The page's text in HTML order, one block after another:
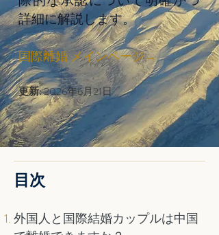
詳細に解説します。
国際離婚 メインページ→
更新:2026年6月21日
目次
外国人と国際結婚カップルは中国